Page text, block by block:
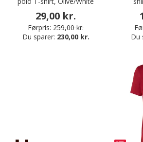
29,00 kr.
Førpris: 259,00 kr.
Du sparer: 230,00 kr.
Du